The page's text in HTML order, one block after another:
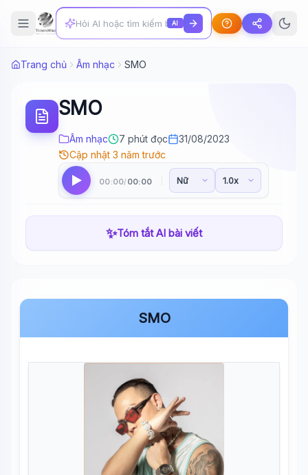
AI
Trang chủ Âm nhạc SMO
SMO
Âm nhạc 7 phút đọc
31/08/2023
Cập nhật 3 năm trước
00:00/ 00:00
✨Tóm tắt AI bài viết
SMO